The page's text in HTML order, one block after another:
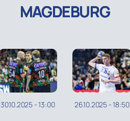
MAGDEBURG
30.10.2025 -13:00 26.10.2025 -18:50